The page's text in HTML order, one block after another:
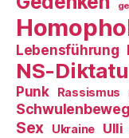
Lebensführung
NS-
Punk
Rassismus
Sex Ukraine Ulli